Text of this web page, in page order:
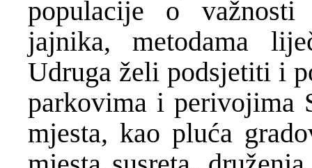
populacije o važnosti
jajnika, metodama
Udruga želi podsjetiti i
parkovima i perivojima
mjesta, kao pluća